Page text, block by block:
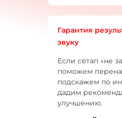
Гарантия
звуку
Если сетап «не
поможем
подскажем по
дадим
улучшению.